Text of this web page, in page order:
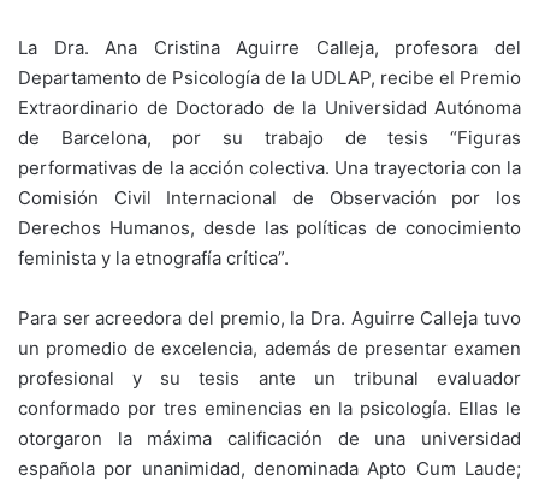
La Dra. Ana Cristina Aguirre Calleja, profesora del
Departamento de Psicología de la UDLAP, recibe el Premio
Extraordinario de Doctorado de la Universidad Autónoma
de Barcelona, por su trabajo de tesis “Figuras
performativas de la acción colectiva. Una trayectoria con la
Comisión Civil Internacional de Observación por los
Derechos Humanos, desde las políticas de conocimiento
feminista y la etnografía crítica”.
Para ser acreedora del premio, la Dra. Aguirre Calleja tuvo
un promedio de excelencia, además de presentar examen
profesional y su tesis ante un tribunal evaluador
conformado por tres eminencias en la psicología. Ellas le
otorgaron la máxima calificación de una universidad
española por unanimidad, denominada Apto Cum Laude;